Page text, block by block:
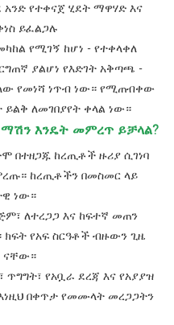
የተቀናጀ ሂደት ማዋሃድ እና
ይፈልጋሉ
የሚገኝ ከሆነ - የተቀላቀለ
ያልሆነ የእድገት አቅጣጫ -
የመነሻ ነጥብ ነው። የሚጠብቀው
ይልቅ ለመገበያየት ቀላል ነው።
እንዴት መምረጥ ይቻላል?
በተዘጋጁ ከረጢቶች ዙሪያ ሲገነባ
ከረጢቶችን በመስመር ላይ
ነው።
ለተረጋጋ እና ከፍተኛ መጠን
የአፍ ስርዓቶች ብዙውን ጊዜ
ናቸው።
የአቧራ ደረጃ እና የአያያዝ
በቀጥታ የመሙላት መረጋጋትን